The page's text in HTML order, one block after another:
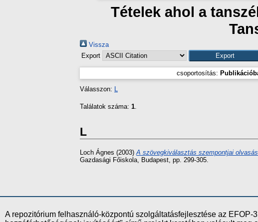
Tételek ahol a
Vissza
Export
csoportosítás:
Válasszon: L
Találatok száma: 1.
L
Loch Ágnes (2003)A szövegkiválasztás szempontjai
Gazdasági Főiskola, Budapest, pp. 299-305.
A repozitórium felhasználó-központú szolgáltatásfejlesztése az